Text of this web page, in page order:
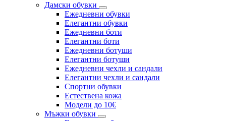
Дамски обувки
Eжедневни обувки
Eлегантни обувки
Eжедневни боти
Eлегантни боти
Eжедневни ботуши
Eлегантни ботуши
Ежедневни чехли и сандали
Елегантни чехли и сандали
Спортни обувки
Естествена кожа
Модели до 10€
Мъжки обувки